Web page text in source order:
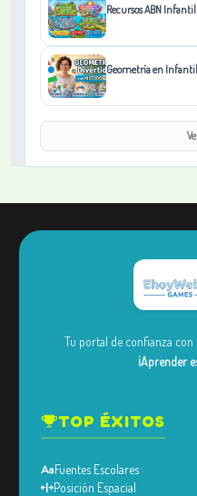
Recursos ABN
Geometría en
Tu portal de confianza con
¡Aprender
TOP ÉXITOS
Fuentes Escolares
Posición Espacial